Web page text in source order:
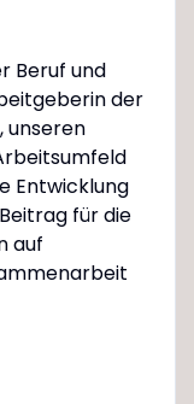
Beruf und
der
unseren
Entwicklung
für die
auf